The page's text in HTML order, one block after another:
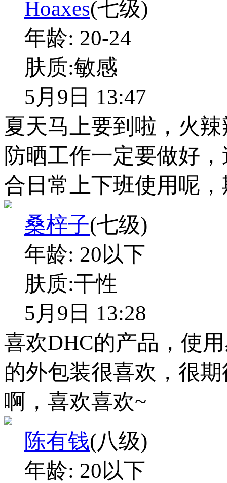
Hoaxes(七级)
年龄: 20-24
肤质:敏感
5月9日 13:47
夏天马上要到啦，火
防晒工作一定要做好
合日常上下班使用呢
桑梓子(七级)
年龄: 20以下
肤质:干性
5月9日 13:28
喜欢DHC的产品，使
的外包装很喜欢，很
啊，喜欢喜欢~
陈有钱(八级)
年龄: 20以下